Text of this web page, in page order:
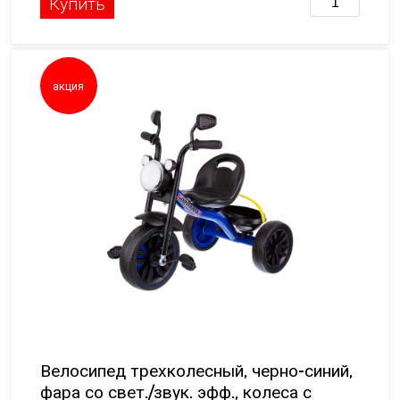
акция
Велосипед трехколесный, черно-синий,
фара со свет./звук. эфф., колеса с